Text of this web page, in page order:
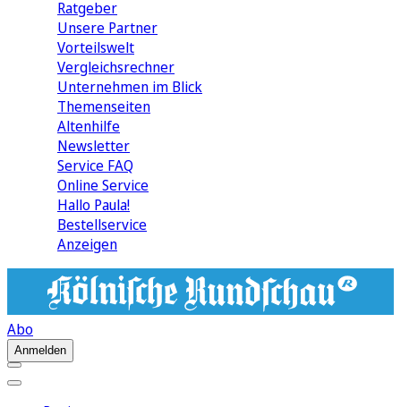
Ratgeber
Unsere Partner
Vorteilswelt
Vergleichsrechner
Unternehmen im Blick
Themenseiten
Altenhilfe
Newsletter
Service FAQ
Online Service
Hallo Paula!
Bestellservice
Anzeigen
Abo
Anmelden